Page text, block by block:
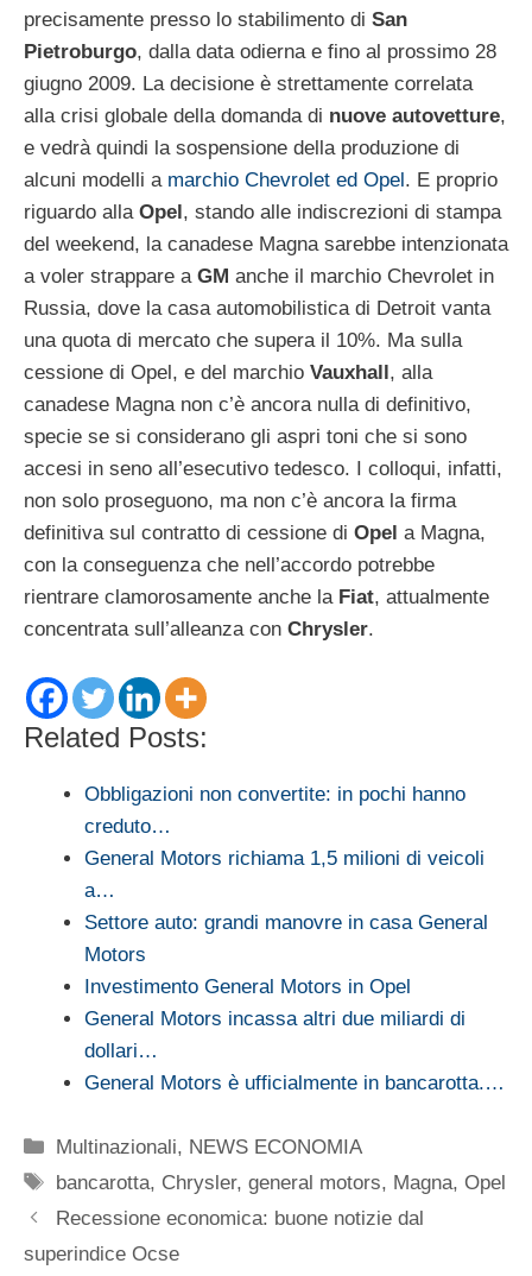
precisamente presso lo stabilimento di San
Pietroburgo, dalla data odierna e fino al prossimo 28
giugno 2009. La decisione è strettamente correlata
alla crisi globale della domanda di nuove autovetture,
e vedrà quindi la sospensione della produzione di
alcuni modelli a marchio Chevrolet ed Opel. E proprio
riguardo alla Opel, stando alle indiscrezioni di stampa
del weekend, la canadese Magna sarebbe intenzionata
a voler strappare a GM anche il marchio Chevrolet in
Russia, dove la casa automobilistica di Detroit vanta
una quota di mercato che supera il 10%. Ma sulla
cessione di Opel, e del marchio Vauxhall, alla
canadese Magna non c’è ancora nulla di definitivo,
specie se si considerano gli aspri toni che si sono
accesi in seno all’esecutivo tedesco. I colloqui, infatti,
non solo proseguono, ma non c’è ancora la firma
definitiva sul contratto di cessione di Opel a Magna,
con la conseguenza che nell’accordo potrebbe
rientrare clamorosamente anche la Fiat, attualmente
concentrata sull’alleanza con Chrysler.
Related Posts:
Obbligazioni non convertite: in pochi hanno
creduto…
General Motors richiama 1,5 milioni di veicoli
a…
Settore auto: grandi manovre in casa General
Motors
Investimento General Motors in Opel
General Motors incassa altri due miliardi di
dollari…
General Motors è ufficialmente in bancarotta.…
Categorie
Multinazionali, NEWS ECONOMIA
Tag
bancarotta, Chrysler,general motors, Magna,Opel
Recessione economica: buone notizie dal
superindice Ocse